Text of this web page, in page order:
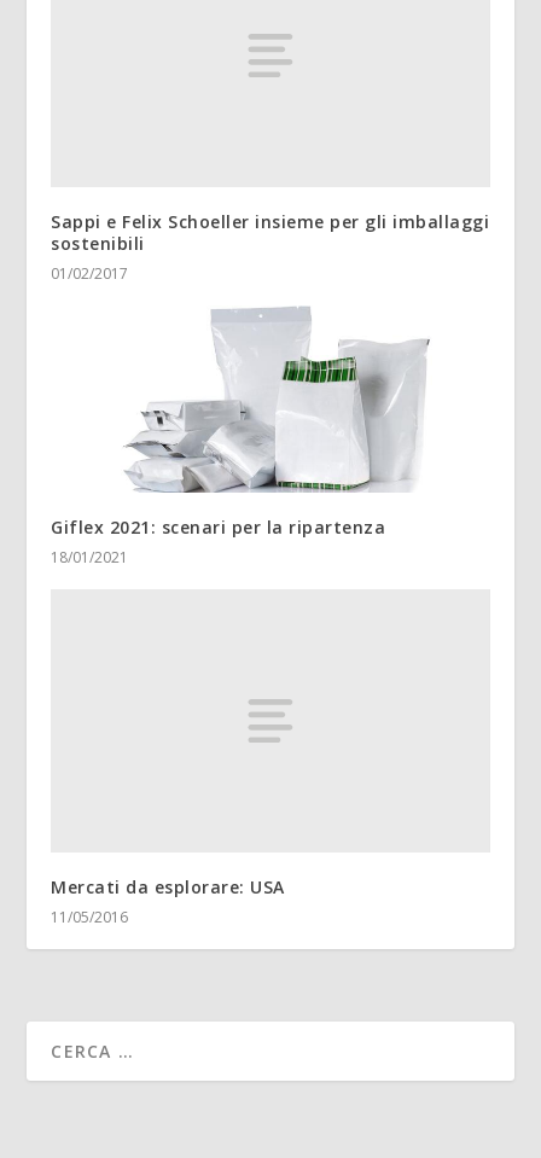
Sappi e Felix Schoeller insieme per gli imballaggi
sostenibili
01/02/2017
Giflex 2021: scenari per la ripartenza
18/01/2021
Mercati da esplorare: USA
11/05/2016